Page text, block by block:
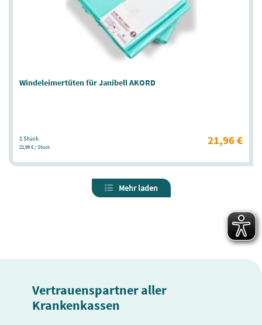
Windeleimertüten für Janibell AKORD
1 Stück
21,96 € / Stück 21,96 €
Mehr laden
Vertrauenspartner aller
Krankenkassen